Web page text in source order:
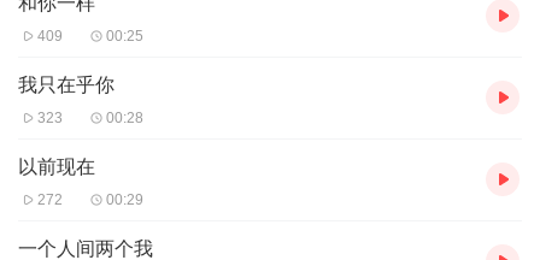
409 00:25
我只在乎你
323 00:28
以前现在
272 00:29
一个人间两个我